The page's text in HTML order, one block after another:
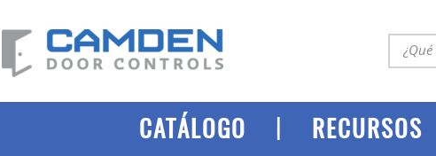
CATÁLOGO RECURSOS